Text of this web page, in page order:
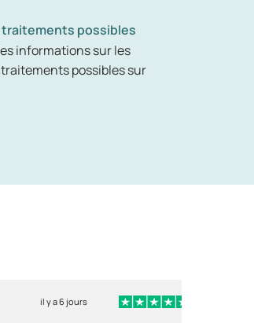
possibles
informations sur les
possibles sur
il y a 6 jours